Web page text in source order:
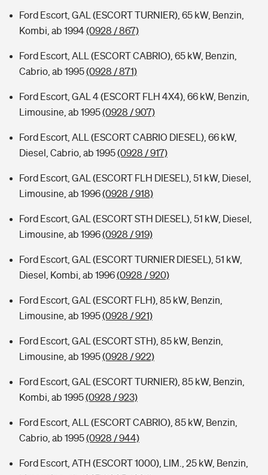
Ford Escort, GAL (ESCORT TURNIER), 65 kW, Benzin,
Kombi, ab 1994(0928 / 867)
Ford Escort, ALL (ESCORT CABRIO), 65 kW, Benzin,
Cabrio, ab 1995(0928 / 871)
Ford Escort, GAL 4 (ESCORT FLH 4X4), 66 kW, Benzin,
Limousine, ab 1995(0928 / 907)
Ford Escort, ALL (ESCORT CABRIO DIESEL), 66 kW,
Diesel, Cabrio, ab 1995(0928 / 917)
Ford Escort, GAL (ESCORT FLH DIESEL), 51 kW, Diesel,
Limousine, ab 1996(0928 / 918)
Ford Escort, GAL (ESCORT STH DIESEL), 51 kW, Diesel,
Limousine, ab 1996(0928 / 919)
Ford Escort, GAL (ESCORT TURNIER DIESEL), 51 kW,
Diesel, Kombi, ab 1996(0928 / 920)
Ford Escort, GAL (ESCORT FLH), 85 kW, Benzin,
Limousine, ab 1995(0928 / 921)
Ford Escort, GAL (ESCORT STH), 85 kW, Benzin,
Limousine, ab 1995(0928 / 922)
Ford Escort, GAL (ESCORT TURNIER), 85 kW, Benzin,
Kombi, ab 1995(0928 / 923)
Ford Escort, ALL (ESCORT CABRIO), 85 kW, Benzin,
Cabrio, ab 1995(0928 / 944)
Ford Escort, ATH (ESCORT 1000), LIM., 25 kW, Benzin,